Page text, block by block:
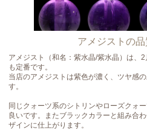
アメジストの
アメジスト（和名：紫水晶/紫水晶）は、
も定番です。
当店のアメジストは紫色が濃く、ツヤ感
す。
同じクォーツ系のシトリンやローズクォ
良いです。またブラックカラーと組み合
ザインに仕上がります。